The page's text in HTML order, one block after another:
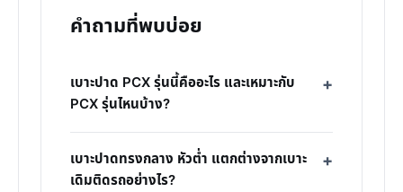
คำถามที่พบบ่อย
เบาะปาด PCX รุ่นนี้คืออะไร และเหมาะกับ
PCX รุ่นไหนบ้าง?
เบาะปาดทรงกลาง หัวต่ำ แตกต่างจากเบาะ
เดิมติดรถอย่างไร?